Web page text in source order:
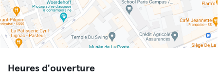
Heures d'ouverture